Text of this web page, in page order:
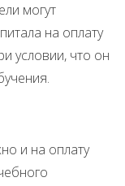
могут
на оплату
условии, что он
и на оплату